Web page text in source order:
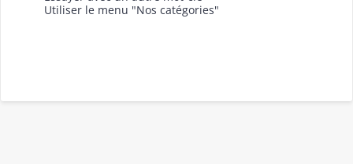
Utiliser le menu "Nos catégories"